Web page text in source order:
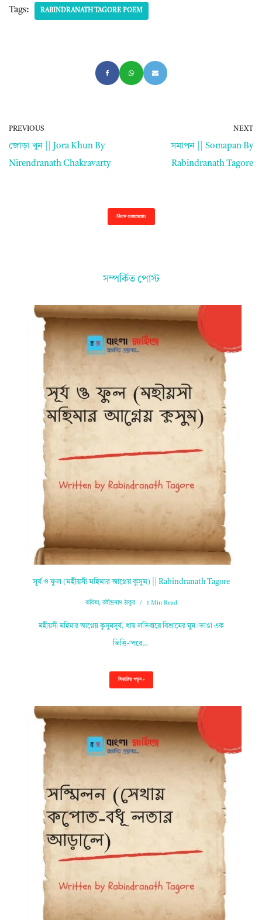
Tags: RABINDRANATH TAGORE POEM
PREVIOUS
জোড়া খুন || Jora Khun By
Nirendranath Chakravarty
NEXT
সমাপন || Somapan By
Rabindranath Tagore
Show comments
সম্পর্কিত পোস্ট
সূর্য ও ফুল (মহীয়সী মহিমার আগ্নেয় কুসুম) || Rabindranath Tagore
কবিতা,রবীন্দ্রনাথ ঠাকুর 1 Min Read
মহীয়সী মহিমার আগ্নেয় কুসুমসূর্য, ধায় লভিবারে বিশ্রামের ঘুম।ভাঙা এক
ভিত্তি-‘পরে…
বিস্তারিত পড়ুন »